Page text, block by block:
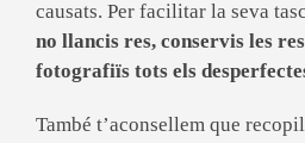
causats. Per facilitar la seva
no llancis res, conservis les
fotografiïs tots els
També t’aconsellem que